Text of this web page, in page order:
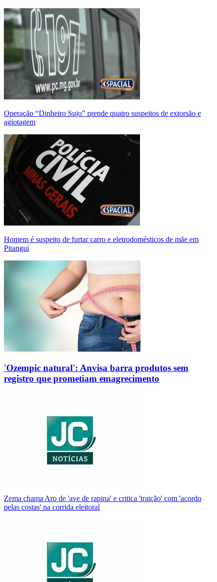
Operação “Dinheiro Sujo” prende quatro suspeitos de extorsão e
agiotagem
Homem é suspeito de furtar carro e eletrodomésticos de mãe em
Pitangui
'Ozempic natural': Anvisa barra produtos sem
registro que prometiam emagrecimento
Zema chama Aro de 'ave de rapina' e critica 'traição' com 'acordo
pelas costas' na corrida eleitoral